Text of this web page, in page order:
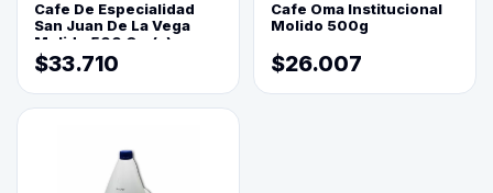
Cafe De Especialidad
San Juan De La Vega
Molido 500 Grs(=)
$33.710
Cafe Oma Institucional
Molido 500g
$26.007